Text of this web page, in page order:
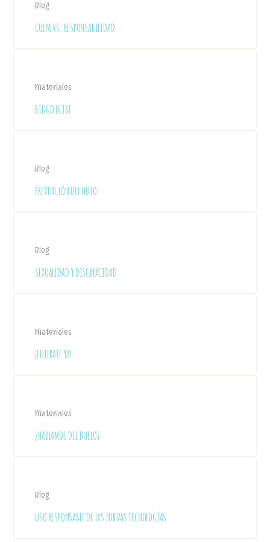
Blog
CULPA VS. RESPONSABILIDAD
Materiales
BINGO LGTBI
Blog
PREVENCIÓN DEL ODIO
Blog
SEXUALIDAD Y DISCAPACIDAD
Materiales
¡ENTERATE YA!
Materiales
¿HABLAMOS DEL DUELO?
Blog
USO RESPONSABLE DE LAS NUEVAS TECNOLOGÍAS